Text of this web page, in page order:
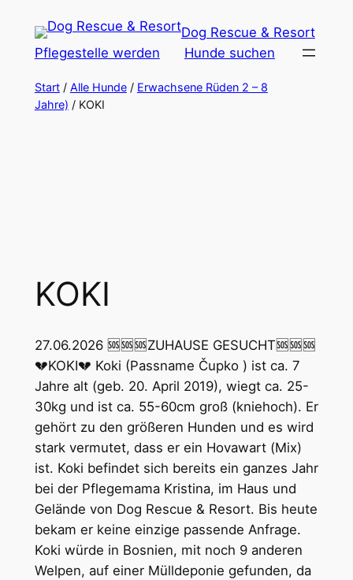
Inhalt
springen
Dog Rescue & Resort
Pflegestelle werden
Hunde suchen
Start/ Alle Hunde/ Erwachsene Rüden 2 – 8
Jahre) / KOKI
KOKI
27.06.2026 🆘🆘🆘ZUHAUSE GESUCHT🆘🆘🆘
💔KOKI💔 Koki (Passname Čupko ) ist ca. 7
Jahre alt (geb. 20. April 2019), wiegt ca. 25-
30kg und ist ca. 55-60cm groß (kniehoch). Er
gehört zu den größeren Hunden und es wird
stark vermutet, dass er ein Hovawart (Mix)
ist. Koki befindet sich bereits ein ganzes Jahr
bei der Pflegemama Kristina, im Haus und
Gelände von Dog Rescue & Resort. Bis heute
bekam er keine einzige passende Anfrage.
Koki würde in Bosnien, mit noch 9 anderen
Welpen, auf einer Mülldeponie gefunden, da